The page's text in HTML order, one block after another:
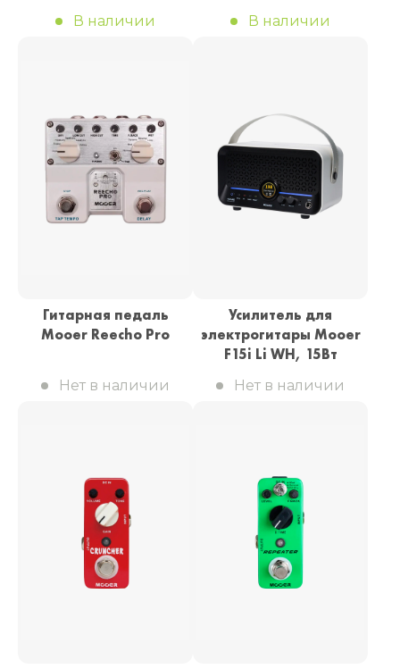
В наличии В наличии
Гитарная педаль
Mooer Reecho Pro
Нет в наличии
Усилитель для
электрогитары Mooer
F15i Li WH, 15Вт
Нет в наличии